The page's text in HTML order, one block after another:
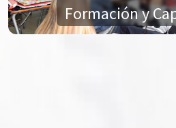
Formación y